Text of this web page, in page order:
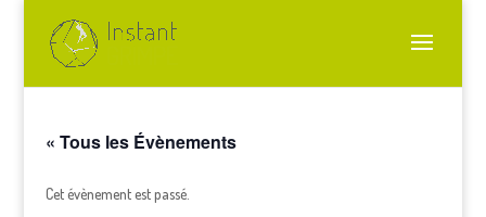
« Tous les Évènements
Cet évènement est passé.